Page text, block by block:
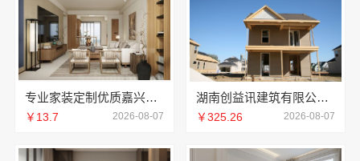
专业家装定制优质嘉兴绿色之家建材科技有限公司
￥13.7 2026-08-07
湖南创益讯建筑有限公司-环保材料口碑好
￥325.26 2026-08-07